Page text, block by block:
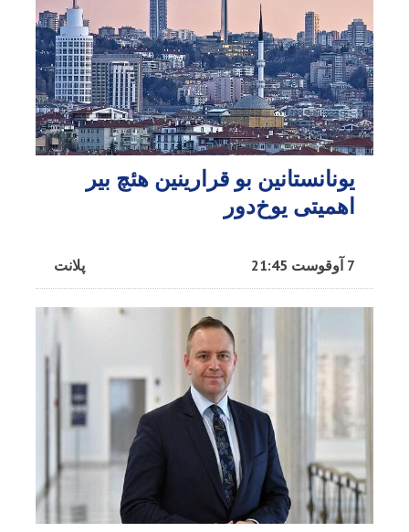
یونانستانین بو قرارینین هئچ بیر
اهمیتی یوخ‌دور
پلانت 7 آوقوست 21:45